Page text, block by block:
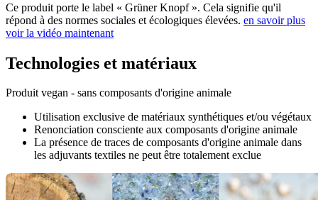
Ce produit porte le label « Grüner Knopf ». Cela signifie qu'il
répond à des normes sociales et écologiques élevées. en savoir plus
voir la vidéo maintenant
Technologies et matériaux
Produit vegan - sans composants d'origine animale
Utilisation exclusive de matériaux synthétiques et/ou végétaux
Renonciation consciente aux composants d'origine animale
La présence de traces de composants d'origine animale dans
les adjuvants textiles ne peut être totalement exclue